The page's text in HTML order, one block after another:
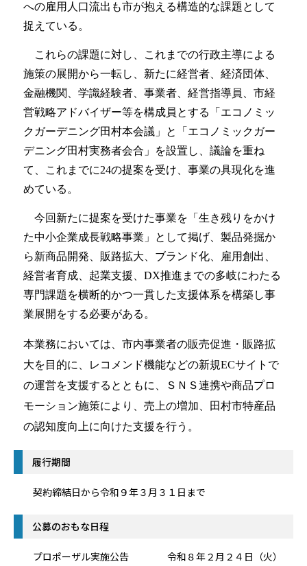
への雇用人口流出も市が抱える構造的な課題として
捉えている。
これらの課題に対し、これまでの行政主導による
施策の展開から一転し、新たに経営者、経済団体、
金融機関、学識経験者、事業者、経営指導員、市経
営戦略アドバイザー等を構成員とする「エコノミッ
クガーデニング田村本会議」と「エコノミックガー
デニング田村実務者会合」を設置し、議論を重ね
て、これまでに24の提案を受け、事業の具現化を進
めている。
今回新たに提案を受けた事業を「生き残りをかけ
た中小企業成長戦略事業」として掲げ、製品発掘か
ら新商品開発、販路拡大、ブランド化、雇用創出、
経営者育成、起業支援、 DX推進までの多岐にわたる
専門課題を横断的かつ一貫した支援体系を構築し事
業展開をする必要がある。
本業務においては、市内事業者の販売促進・販路拡
大を目的に、レコメンド機能などの新規ECサイトで
の運営を支援するとともに、ＳＮＳ連携や商品プロ
モーション施策により、売上の増加、田村市特産品
の認知度向上に向けた支援を行う。
履行期間
契約締結日から令和９年３月３１日まで
公募のおもな日程
プロポーザル実施公告 令和８年２月２４日（火）